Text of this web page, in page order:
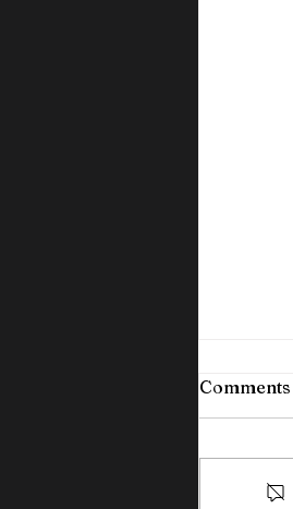
Comments